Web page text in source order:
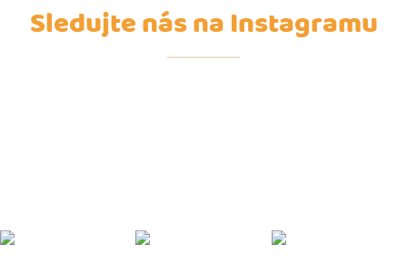
Sledujte nás na Instagramu